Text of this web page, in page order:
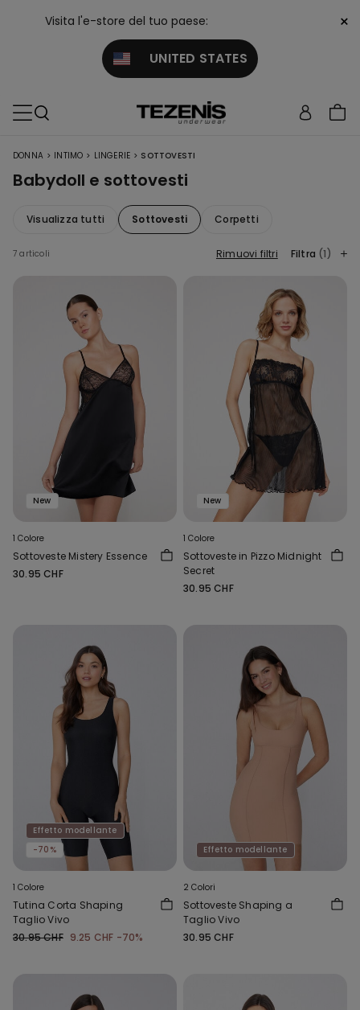
Visita l'e-store del tuo paese:
UNITED STATES
×
DONNA > INTIMO > LINGERIE > SOTTOVESTI
Babydoll e sottovesti
Visualizza tutti Sottovesti Corpetti
7 articoli Rimuovi filtri Filtra (1)
New
1 Colore
Sottoveste Mistery Essence
30.95 CHF
New
1 Colore
Sottoveste in Pizzo Midnight
Secret
30.95 CHF
Effetto modellante
-70%
1 Colore
Tutina Corta Shaping
Taglio Vivo
30.95 CHF 9.25 CHF -70%
Effetto modellante
2 Colori
Sottoveste Shaping a
Taglio Vivo
30.95 CHF